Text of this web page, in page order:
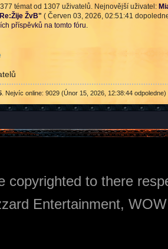
témat od 1307 uživatelů. Nejnovější uživatel:
Re:Žije ŽvB" ( Červen 03, 2026, 02:51:41
příspěvků na tomto fóru.
. Nejvíc online: 9029 (Únor 15, 2026, 12:38:44 odpoledne)
copyrighted to there
Entertainment,